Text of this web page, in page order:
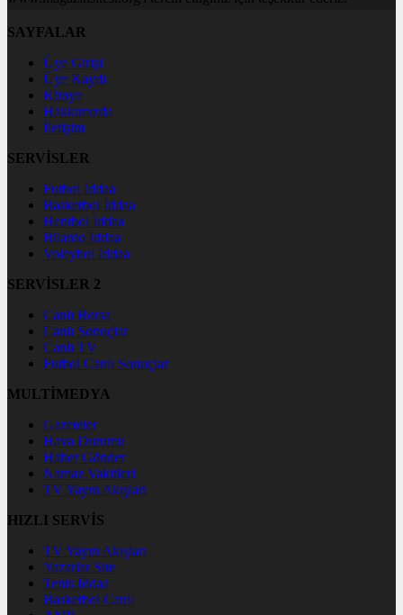
SAYFALAR
Üye Girişi
Üye Kaydı
Künye
Hakkımızda
İletişim
SERVİSLER
Futbol İddaa
Basketbol İddaa
Hentbol İddaa
Bilardo İddaa
Voleybol İddaa
SERVİSLER 2
Canlı Borsa
Canlı Sonuçlar
Canlı TV
Futbol Canlı Sonuçlar
MULTİMEDYA
Gazeteler
Hava Durumu
Haber Gönder
Namaz Vakitleri
TV Yayın Akışları
HIZLI SERVİS
TV Yayın Akışları
Yazarlar Site
Tenis İddaa
Basketbol Canlı